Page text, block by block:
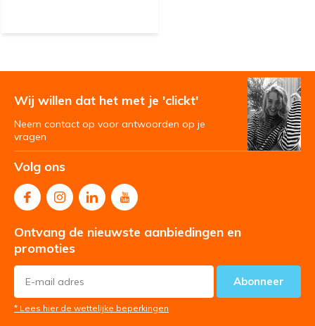
Wij willen dat het met je 'clickt'
Neem contact op voor antwoorden op je
vragen
Volg ons
Ontvang de nieuwste aanbiedingen en
promoties
Abonneer
* Lees hier de wettelijke beperkingen